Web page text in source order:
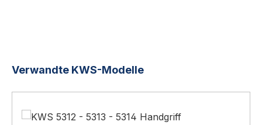
Produktgalerie überspringen
Verwandte KWS-Modelle